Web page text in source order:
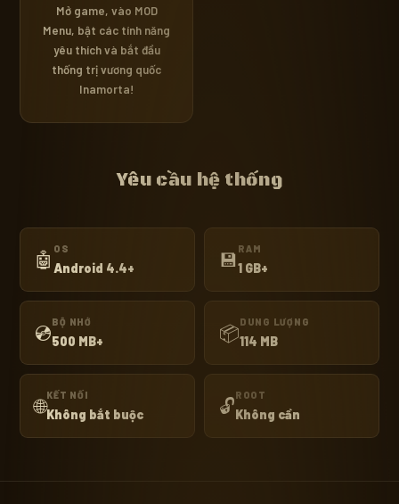
Mở game, vào MOD
Menu, bật các tính năng
yêu thích và bắt đầu
thống trị vương quốc
Inamorta!
Yêu cầu hệ thống
🤖 OS
Android 4.4+ 💾 RAM
1 GB+
💿BỘ NHỚ
500 MB+ 📦DUNG LƯỢNG
114 MB
🌐KẾT NỐI
Không bắt buộc 🔓ROOT
Không cần